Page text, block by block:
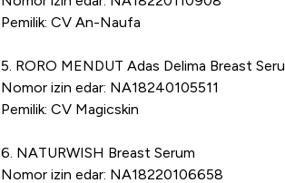
Pemilik: CV An-Naufa
5. RORO MENDUT Adas Delima Breast
Nomor izin edar: NA18240105511
Pemilik: CV Magicskin
6. NATURWISH Breast Serum
Nomor izin edar: NA18220106658